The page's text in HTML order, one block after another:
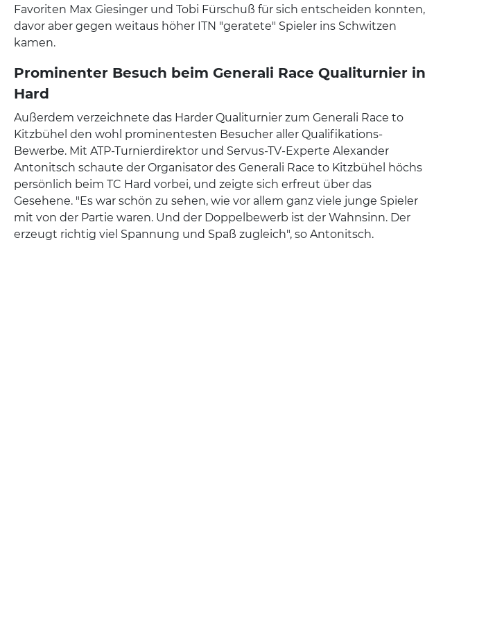
Favoriten Max Giesinger und Tobi Fürschuß für sich entscheiden konnten,
davor aber gegen weitaus höher ITN "geratete" Spieler ins Schwitzen
kamen.
Prominenter Besuch beim Generali Race Qualiturnier in
Hard
Außerdem verzeichnete das Harder Qualiturnier zum Generali Race to
Kitzbühel den wohl prominentesten Besucher aller Qualifikations-
Bewerbe. Mit ATP-Turnierdirektor und Servus-TV-Experte Alexander
Antonitsch schaute der Organisator des Generali Race to Kitzbühel höchs
persönlich beim TC Hard vorbei, und zeigte sich erfreut über das
Gesehene. "Es war schön zu sehen, wie vor allem ganz viele junge Spieler
mit von der Partie waren. Und der Doppelbewerb ist der Wahnsinn. Der
erzeugt richtig viel Spannung und Spaß zugleich", so Antonitsch.